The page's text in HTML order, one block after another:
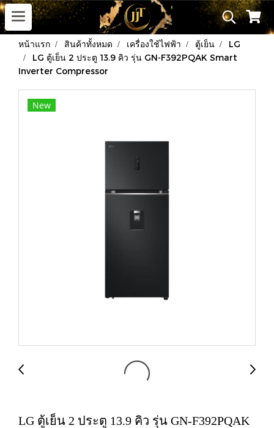
หน้าแรก สินค้าทั้งหมด เครื่องใช้ไฟฟ้า ตู้เย็น
LG
LG ตู้เย็น 2 ประตู 13.9 คิว รุ่น GN-F392PQAK Smart
Inverter Compressor
New
LG ตู้เย็น 2 ประตู 13.9 คิว รุ่น GN-F392PQAK